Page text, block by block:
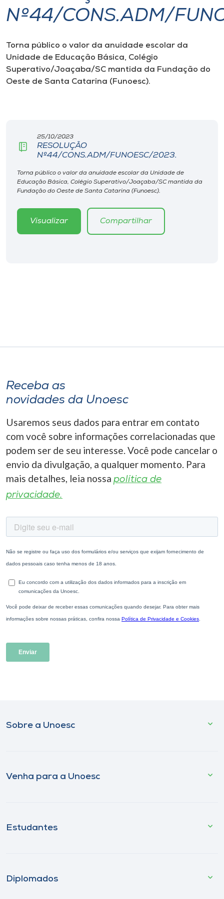
I.nova
Diplomados
Cultura
Biblioteca
Editora
Museu
A-
Nº44/CONS.ADM/
Torna público o valor da anuidade escolar da
Unidade de Educação Básica, Colégio
Superativo/Joaçaba/SC mantida da Fundação do
Oeste de Santa Catarina (Funoesc).
25/10/2023
RESOLUÇÃO
Nº44/CONS.ADM/FUNOESC/2023.
Torna público o valor da anuidade escolar da Unidade de
Educação Básica, Colégio Superativo/Joaçaba/SC mantida da
Fundação do Oeste de Santa Catarina (Funoesc).
Visualizar Compartilhar
Receba as
novidades da Unoesc
Usaremos seus dados para entrar em contato
com você sobre informações correlacionadas que
podem ser de seu interesse. Você pode cancelar o
envio da divulgação, a qualquer momento. Para
mais detalhes, leia nossa política de
privacidade.
Sobre a Unoesc
Venha para a Unoesc
Estudantes
Diplomados